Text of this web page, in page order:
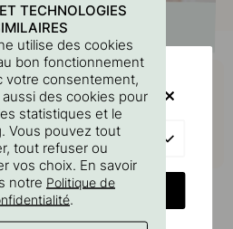
avec
similaires
TECHNOLOGIES
utilise des cookies
bon fonctionnement
votre consentement,
des cookies pour
statistiques et le
Vous pouvez tout
tout refuser ou
vos choix. En savoir
notre Politique de
.
VISIT?
COUNTRY